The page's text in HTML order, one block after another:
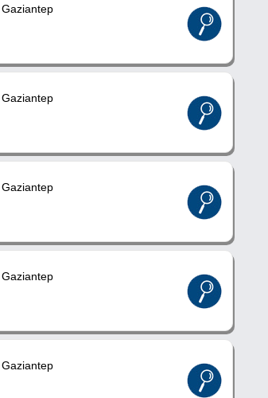
Gaziantep
Gaziantep
Gaziantep
Gaziantep
Gaziantep